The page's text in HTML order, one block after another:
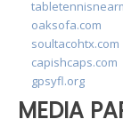
oaksofa.com
soultacohtx.com
capishcaps.com
gpsyfl.org
MEDIA